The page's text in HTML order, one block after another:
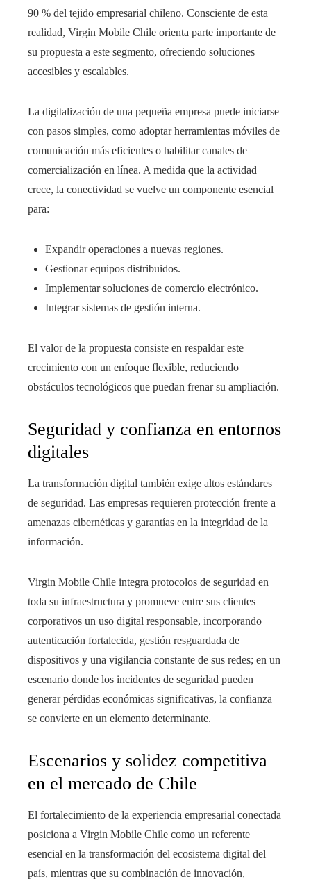
90 % del tejido empresarial chileno. Consciente de esta
realidad, Virgin Mobile Chile orienta parte importante de
su propuesta a este segmento, ofreciendo soluciones
accesibles y escalables.
La digitalización de una pequeña empresa puede iniciarse
con pasos simples, como adoptar herramientas móviles de
comunicación más eficientes o habilitar canales de
comercialización en línea. A medida que la actividad
crece, la conectividad se vuelve un componente esencial
para:
Expandir operaciones a nuevas regiones.
Gestionar equipos distribuidos.
Implementar soluciones de comercio electrónico.
Integrar sistemas de gestión interna.
El valor de la propuesta consiste en respaldar este
crecimiento con un enfoque flexible, reduciendo
obstáculos tecnológicos que puedan frenar su ampliación.
Seguridad y confianza en entornos
digitales
La transformación digital también exige altos estándares
de seguridad. Las empresas requieren protección frente a
amenazas cibernéticas y garantías en la integridad de la
información.
Virgin Mobile Chile integra protocolos de seguridad en
toda su infraestructura y promueve entre sus clientes
corporativos un uso digital responsable, incorporando
autenticación fortalecida, gestión resguardada de
dispositivos y una vigilancia constante de sus redes; en un
escenario donde los incidentes de seguridad pueden
generar pérdidas económicas significativas, la confianza
se convierte en un elemento determinante.
Escenarios y solidez competitiva
en el mercado de Chile
El fortalecimiento de la experiencia empresarial conectada
posiciona a Virgin Mobile Chile como un referente
esencial en la transformación del ecosistema digital del
país, mientras que su combinación de innovación,